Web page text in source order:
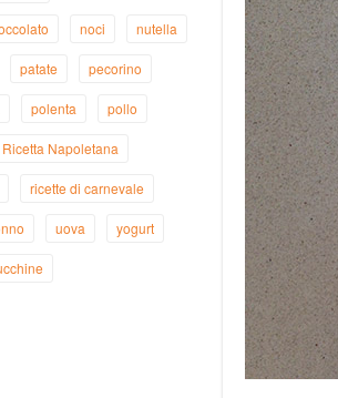
noci nutella
patate pecorino
polenta pollo
Ricetta Napoletana
ricette di carnevale
uova yogurt